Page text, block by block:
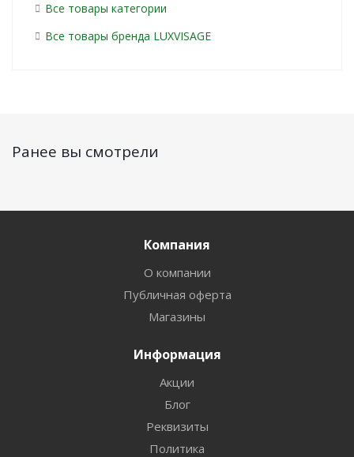
Все товары категории
Все товары бренда LUXVISAGE
Ранее вы смотрели
Компания
О компании
Публичная оферта
Магазины
Информация
Акции
Блог
Реквизиты
Политика